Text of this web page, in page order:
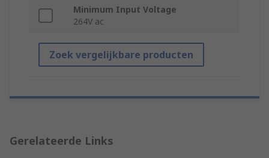
Minimum Input Voltage
264V ac
Zoek vergelijkbare producten
Gerelateerde Links